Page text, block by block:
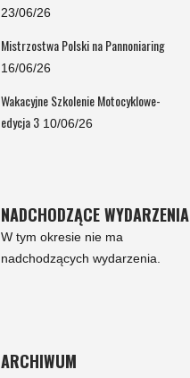
23/06/26
Mistrzostwa Polski na Pannoniaring
16/06/26
Wakacyjne Szkolenie Motocyklowe-
edycja 3 10/06/26
NADCHODZĄCE WYDARZENIA
W tym okresie nie ma
nadchodzących wydarzenia.
ARCHIWUM